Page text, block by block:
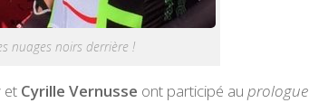
nuages noirs derrière !
et Cyrille Vernusse ont participé au prologue